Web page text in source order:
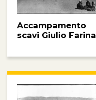
Accampamento
scavi Giulio Farina